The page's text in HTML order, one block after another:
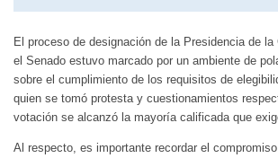
El proceso de designación de la Presidencia de la
el Senado estuvo marcado por un ambiente de
sobre el cumplimiento de los requisitos de
quien se tomó protesta y cuestionamientos
votación se alcanzó la mayoría calificada que
Al respecto, es importante recordar el